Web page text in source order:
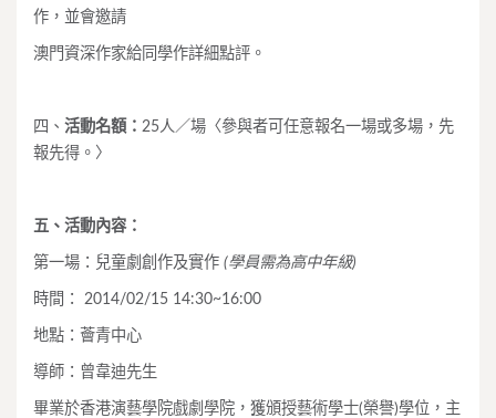
作，並會邀請
澳門資深作家給同學作詳細點評。
四、 活動名額： 25人／場〈參與者可任意報名一場或多場，先
報先得。〉
五、 活動內容：
第一場：兒童劇創作及實作 (學員需為高中年級)
時間： 2014/02/15 14:30~16:00
地點：薈青中心
導師：曾韋迪先生
畢業於香港演藝學院戲劇學院，獲頒授藝術學士(榮譽)學位，主